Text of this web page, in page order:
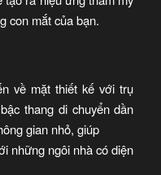
con mắt của bạn.
về mặt thiết kế với trụ
thang di chuyển dần
gian nhỏ, giúp
những ngôi nhà có diện